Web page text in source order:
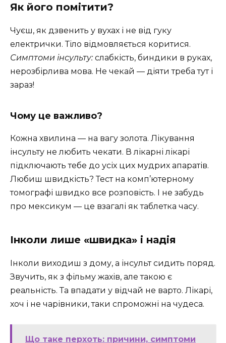
Як його помітити?
Чуєш, як дзвенить у вухах і не від гуку
електрички. Тіло відмовляється коритися.
Симптоми інсульту:слабкість, биндики в руках,
нерозбірлива мова. Не чекай — діяти треба тут і
зараз!
Чому це важливо?
Кожна хвилина — на вагу золота. Лікування
інсульту не любить чекати. В лікарні лікарі
підключають тебе до усіх цих мудрих апаратів.
Любиш швидкість? Тест на комп’ютерному
томографі швидко все розповість. І не забудь
про мексикум — це взагалі як таблетка часу.
Інколи лише «швидка» і надія
Інколи виходиш з дому, а інсульт сидить поряд.
Звучить, як з фільму жахів, але такою є
реальність. Та впадати у відчай не варто. Лікарі,
хоч і не чарівники, таки спроможні на чудеса.
Що таке перхоть: причини, симптоми